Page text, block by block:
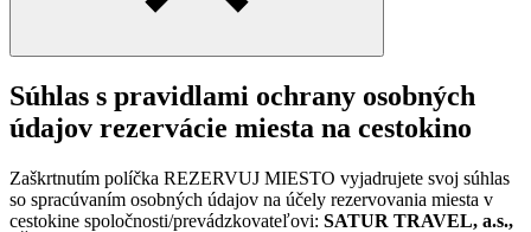
Súhlas s pravidlami ochrany osobných
údajov rezervácie miesta na cestokino
Zaškrtnutím políčka REZERVUJ MIESTO vyjadrujete svoj súhlas
so spracúvaním osobných údajov na účely rezervovania miesta v
cestokine spoločnosti/prevádzkovateľovi: SATUR TRAVEL, a.s.,